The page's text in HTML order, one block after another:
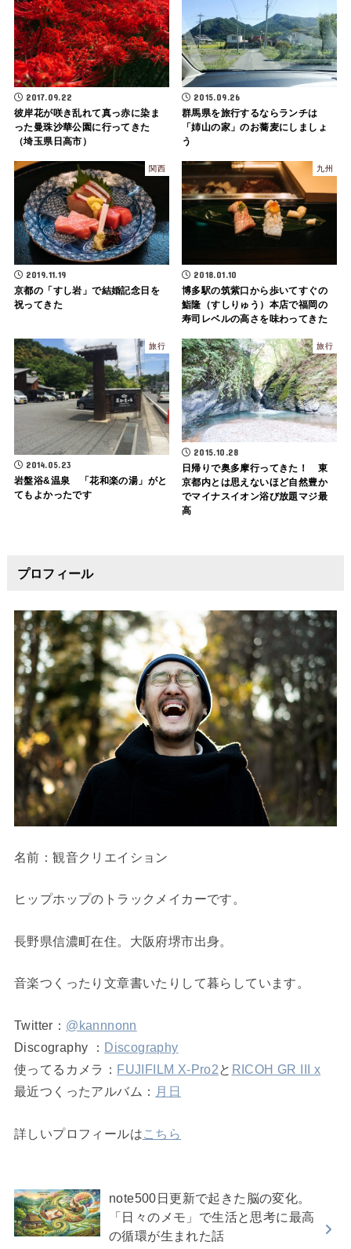
2017.09.22
彼岸花が咲き乱れて真っ赤に染ま
った曼珠沙華公園に行ってきた
（埼玉県日高市）
2015.09.26
群馬県を旅行するならランチは
「姉山の家」のお蕎麦にしましょ
う
関西
2019.11.19
京都の「すし岩」で結婚記念日を
祝ってきた
九州
2018.01.10
博多駅の筑紫口から歩いてすぐの
鮨隆（すしりゅう）本店で福岡の
寿司レベルの高さを味わってきた
旅行
2014.05.23
岩盤浴&温泉 「花和楽の湯」がと
てもよかったです
旅行
2015.10.28
日帰りで奥多摩行ってきた！ 東
京都内とは思えないほど自然豊か
でマイナスイオン浴び放題マジ最
高
プロフィール
名前：観音クリエイション
ヒップホップのトラックメイカーです。
長野県信濃町在住。大阪府堺市出身。
音楽つくったり文章書いたりして暮らしています。
Twitter： @kannnonn
Discography ： Discography
使ってるカメラ： FUJIFILM X-Pro2と RICOH GR III x
最近つくったアルバム： 月日
詳しいプロフィールはこちら
note500日更新で起きた脳の変化。
「日々のメモ」で生活と思考に最高
の循環が生まれた話